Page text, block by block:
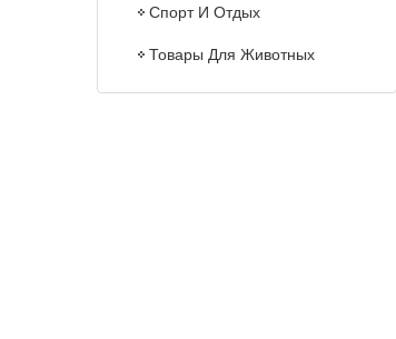
Спорт И Отдых
Товары Для Животных